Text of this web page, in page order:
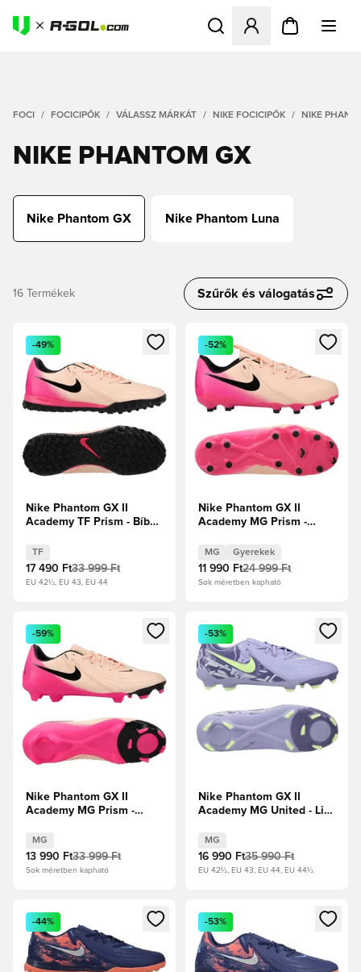
Megnyit egy modált a
FOCI FOCICIPŐK VÁLASSZ MÁRKÁT NIKE FOCICIPŐK NIKE
NIKE PHANTOM GX
Nike Phantom GX Nike Phantom Luna
16 Termékek Szűrők és válogatás
Megnyit egy modált a bejelentkezéshez vagy a tagként
-49%
Nike Phantom GX II
Academy TF Prism - Bíbor
Blast
TF
17 490 Ft33 999 Ft
EU 42½, EU 43, EU 44
Megnyit egy modált a
-52%
Nike Phantom GX II
Academy MG Prism -
árnyalat/Fekete/Pink
Blast Gyerek
MG Gyerekek
11 990 Ft24 999 Ft
Sok méretben kapható
Megnyit egy modált a bejelentkezéshez vagy a tagként
-59%
Nike Phantom GX II
Academy MG Prism -
árnyalat/Fekete/Pink
Blast
MG
13 990 Ft33 999 Ft
Sok méretben kapható
Megnyit egy modált a
-53%
Nike Phantom GX II
Academy MG United - Lila
MG
16 990 Ft35 990 Ft
EU 42½, EU 43, EU 44, EU 44½
Megnyit egy modált a bejelentkezéshez vagy a tagként
-44%
Megnyit egy modált a
-53%